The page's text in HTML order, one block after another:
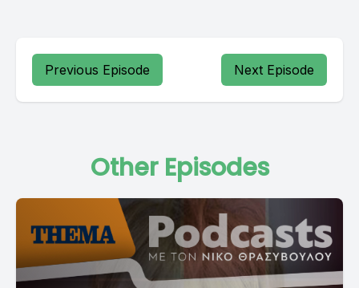
Previous Episode Next Episode
Other Episodes